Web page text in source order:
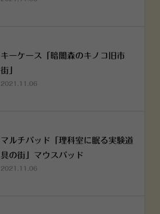
キーケース「暗闇森のキノコ旧市
街」
2021.11.06
マルチパッド「理科室に眠る実験道
具の街」マウスパッド
2021.11.06